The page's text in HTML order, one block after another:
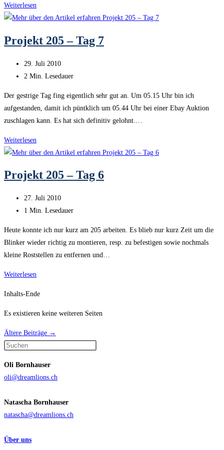
Weiterlesen
205
Tag
Projekt 205 – Tag 7
Beitrag
veröffentlicht:
29. Juli 2010
Lesedauer:
2 Min. Lesedauer
Der gestrige Tag fing eigentlich sehr gut an. Um 05.15 Uhr bin ich
aufgestanden, damit ich püntklich um 05.44 Uhr bei einer Ebay Auktion
zuschlagen kann. Es hat sich definitiv gelohnt.…
Weiterlesen
205
Tag
Projekt 205 – Tag 6
Beitrag
veröffentlicht:
27. Juli 2010
Lesedauer:
1 Min. Lesedauer
Heute konnte ich nur kurz am 205 arbeiten. Es blieb nur kurz Zeit um die
Blinker wieder richtig zu montieren, resp. zu befestigen sowie nochmals
kleine Roststellen zu entfernen und…
Weiterlesen
Tag
Inhalts-Ende
Es existieren keine weiteren Seiten
Ältere Beiträge →
Oli Bornhauser
oli@dreamlions.ch
Natascha Bornhauser
natascha@dreamlions.ch
Über uns